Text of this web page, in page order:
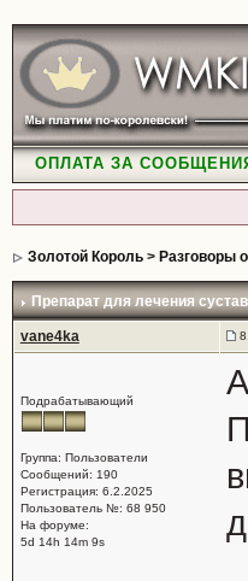
ОПЛАТА ЗА
Золотой Король> Разговоры
Препарат для лечения
vane4ka
Подрабатывающий
Группа: Пользователи
Сообщений: 190
Регистрация: 6.2.2025
Пользователь №: 68 950
На форуме:
5d 14h 14m 9s